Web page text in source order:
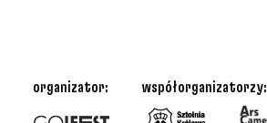
organizator: współorganizatorzy: